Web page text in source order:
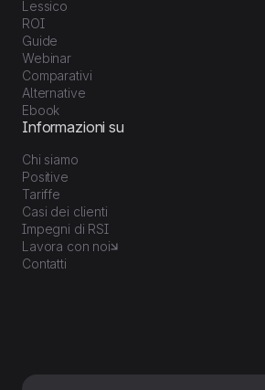
Lessico
ROI
Guide
Webinar
Comparativi
Alternative
Ebook
Informazioni su
Chi siamo
Positive
Tariffe
Casi dei clienti
Impegni di RSI
Lavora con noi
Contatti